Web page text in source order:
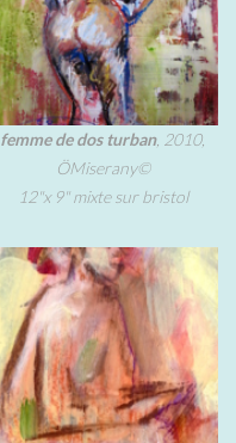
femme de dos turban, 2010,
ÖMiserany©
12"x 9" mixte sur bristol